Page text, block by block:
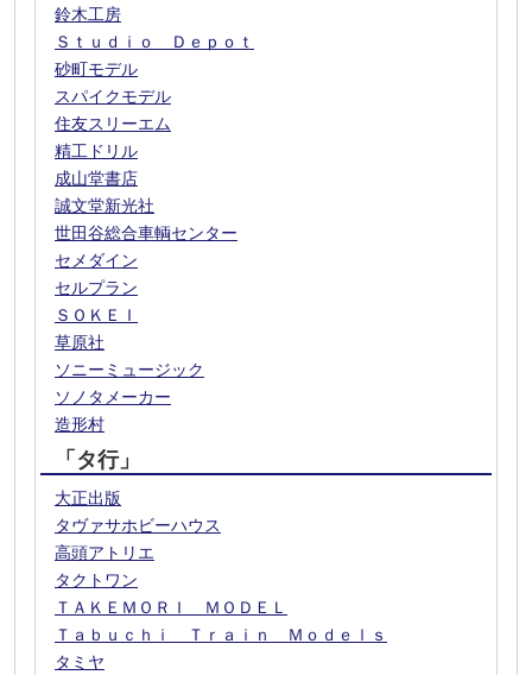
鈴木工房
Ｓｔｕｄｉｏ Ｄｅｐｏｔ
砂町モデル
スパイクモデル
住友スリーエム
精工ドリル
成山堂書店
誠文堂新光社
世田谷総合車輌センター
セメダイン
セルプラン
ＳＯＫＥＩ
草原社
ソニーミュージック
ソノタメーカー
造形村
「タ行」
大正出版
タヴァサホビーハウス
高頭アトリエ
タクトワン
ＴＡＫＥＭＯＲＩ ＭＯＤＥＬ
Ｔａｂｕｃｈｉ Ｔｒａｉｎ Ｍｏｄｅｌｓ
タミヤ